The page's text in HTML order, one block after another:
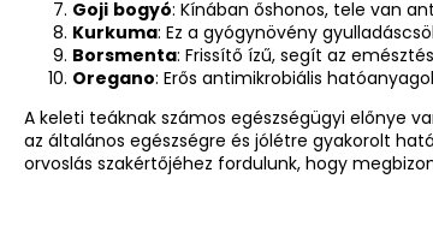
Goji bogyó: Kínában őshonos, tele van
Kurkuma: Ez a gyógynövény
Borsmenta: Frissítő ízű, segít az
Oregano: Erős antimikrobiális
A keleti teáknak számos egészségügyi előnye
az általános egészségre és jólétre gyakorolt
orvoslás szakértőjéhez fordulunk, hogy